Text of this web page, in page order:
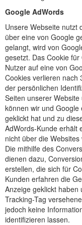
Google AdWords
Unsere Webseite nutzt
über eine von Google
gelangt, wird von
gesetzt. Das Cookie
Nutzer auf eine von
Cookies verlieren nach
der persönlichen
Seiten unserer
können wir und
geklickt hat und zu
AdWords-Kunde erhält
nicht über die
Die mithilfe des
dienen dazu,
erstellen, die sich für
Kunden erfahren die
Anzeige geklickt
Tracking-Tag
jedoch keine
identifizieren lassen.